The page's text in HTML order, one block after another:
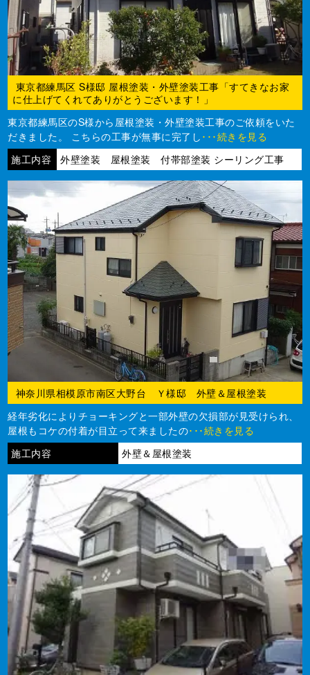
東京都練馬区 S様邸 屋根塗装・外壁塗装工事「すてきなお家
に仕上げてくれてありがとうございます！」
東京都練馬区のS様から屋根塗装・外壁塗装工事のご依頼をいた
だきました。 こちらの工事が無事に完了し ･･･続きを見る
施工内容
外壁塗装 屋根塗装 付帯部塗装 シーリング工事
神奈川県相模原市南区大野台 Ｙ様邸 外壁＆屋根塗装
経年劣化によりチョーキングと一部外壁の欠損部が見受けられ、
屋根もコケの付着が目立って来ましたの･･･続きを見る
施工内容
外壁＆屋根塗装